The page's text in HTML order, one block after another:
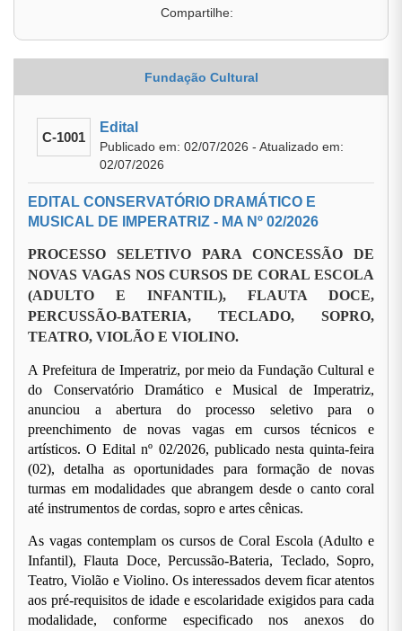
Compartilhe:
Fundação Cultural
C-1001
Edital
Publicado em: 02/07/2026 - Atualizado em:
02/07/2026
EDITAL CONSERVATÓRIO DRAMÁTICO E
MUSICAL DE IMPERATRIZ - MA Nº 02/2026
PROCESSO SELETIVO PARA CONCESSÃO DE
NOVAS VAGAS NOS CURSOS DE CORAL ESCOLA
(ADULTO E INFANTIL), FLAUTA DOCE,
PERCUSSÃO-BATERIA, TECLADO, SOPRO,
TEATRO, VIOLÃO E VIOLINO.
A Prefeitura de Imperatriz, por meio da Fundação Cultural e
do Conservatório Dramático e Musical de Imperatriz,
anunciou a abertura do processo seletivo para o
preenchimento de novas vagas em cursos técnicos e
artísticos. O Edital nº 02/2026, publicado nesta quinta-feira
(02), detalha as oportunidades para formação de novas
turmas em modalidades que abrangem desde o canto coral
até instrumentos de cordas, sopro e artes cênicas.
As vagas contemplam os cursos de Coral Escola (Adulto e
Infantil), Flauta Doce, Percussão-Bateria, Teclado, Sopro,
Teatro, Violão e Violino. Os interessados devem ficar atentos
aos pré-requisitos de idade e escolaridade exigidos para cada
modalidade, conforme especificado nos anexos do